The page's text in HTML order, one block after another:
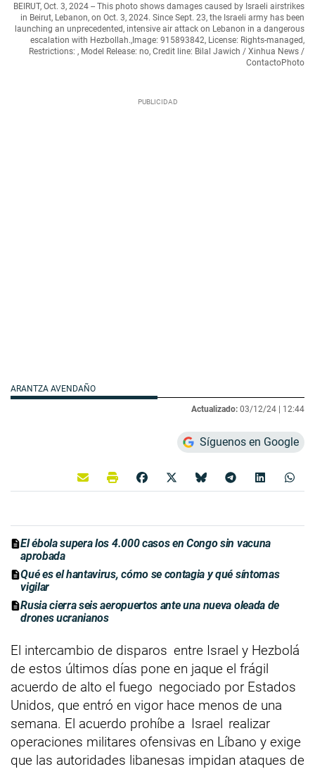
BEIRUT, Oct. 3, 2024 -- This photo shows damages caused by Israeli airstrikes
in Beirut, Lebanon, on Oct. 3, 2024. Since Sept. 23, the Israeli army has been
launching an unprecedented, intensive air attack on Lebanon in a dangerous
escalation with Hezbollah.,Image: 915893842, License: Rights-managed,
Restrictions: , Model Release: no, Credit line: Bilal Jawich / Xinhua News /
ContactoPhoto
ARANTZA AVENDAÑO
Actualizado: 03/12/24 | 12:44
Síguenos en Google
El ébola supera los 4.000 casos en Congo sin vacuna
aprobada
Qué es el hantavirus, cómo se contagia y qué síntomas
vigilar
Rusia cierra seis aeropuertos ante una nueva oleada de
drones ucranianos
El intercambio de disparos entre Israel y Hezbolá
de estos últimos días pone en jaque el frágil
acuerdo de alto el fuego negociado por Estados
Unidos, que entró en vigor hace menos de una
semana. El acuerdo prohíbe a Israel realizar
operaciones militares ofensivas en Líbano y exige
que las autoridades libanesas impidan ataques de